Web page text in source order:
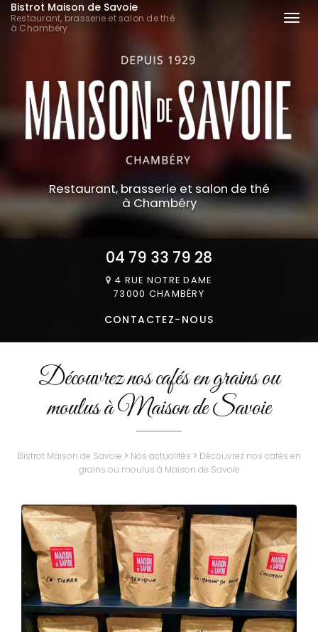
Aller
au
Bistrot Maison de Savoie
Restaurant, brasserie et salon de thé
à Chambéry
Restaurant, brasserie et salon de thé
à Chambéry
04 79 33 79 28
4 RUE NOTRE DAME
73000 CHAMBÉRY
CONTACTEZ- NOUS
Découvrez nos cafés en grains ou
moulus à Maison de Savoie
Bistrot Maison de Savoie > Nos actualités > Découvrez nos cafés en
grains ou moulus à Maison de Savoie